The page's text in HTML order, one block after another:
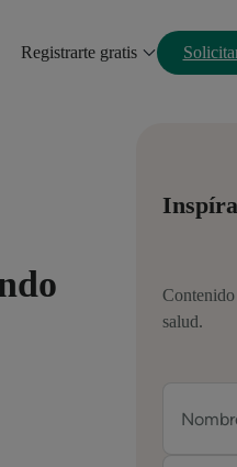
Registrarte gratis
salud.